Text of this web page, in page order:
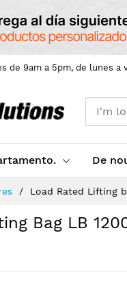
de 9am a 5pm, de lunes a
De
Load Rated Lifting
Bag LB